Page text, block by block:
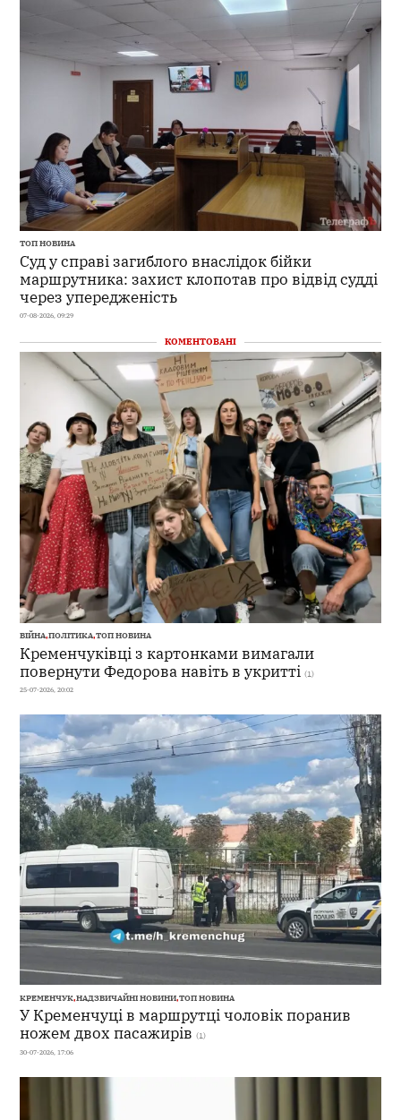
ТОП НОВИНА
Суд у справі загиблого внаслідок бійки
маршрутника: захист клопотав про відвід судді
через упередженість
07-08-2026, 09:29
КОМЕНТОВАНІ
ВІЙНА,ПОЛІТИКА,ТОП НОВИНА
Кременчуківці з картонками вимагали
повернути Федорова навіть в укритті (1)
25-07-2026, 20:02
КРЕМЕНЧУК,НАДЗВИЧАЙНІ НОВИНИ,ТОП НОВИНА
У Кременчуці в маршрутці чоловік поранив
ножем двох пасажирів (1)
30-07-2026, 17:06